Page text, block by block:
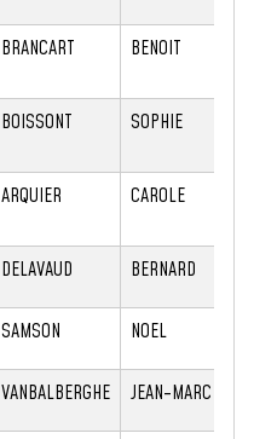
BRANCART BENOIT
BOISSONT SOPHIE
ARQUIER CAROLE
DELAVAUD BERNARD
SAMSON NOEL
VANBALBERGHE JEAN-MARC